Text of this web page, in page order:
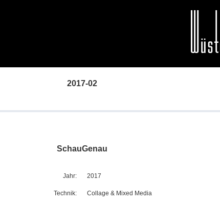
2017-02
SchauGenau
Jahr:
Technik:
2017
Collage & Mixed Media